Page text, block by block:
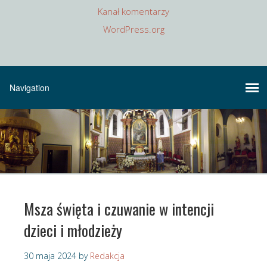
Kanał komentarzy
WordPress.org
Msza święta i czuwanie w intencji
dzieci i młodzieży
30 maja 2024 by Redakcja